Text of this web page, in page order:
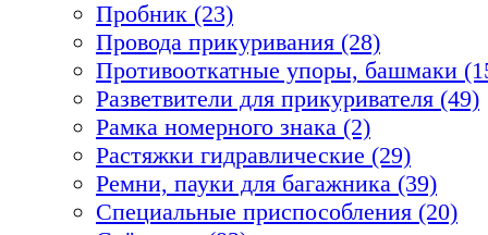
Пробник (23)
Провода прикуривания (28)
Противооткатные упоры, башмаки
Разветвители для прикуривателя (49)
Рамка номерного знака (2)
Растяжки гидравлические (29)
Ремни, пауки для багажника (39)
Специальные приспособления (20)